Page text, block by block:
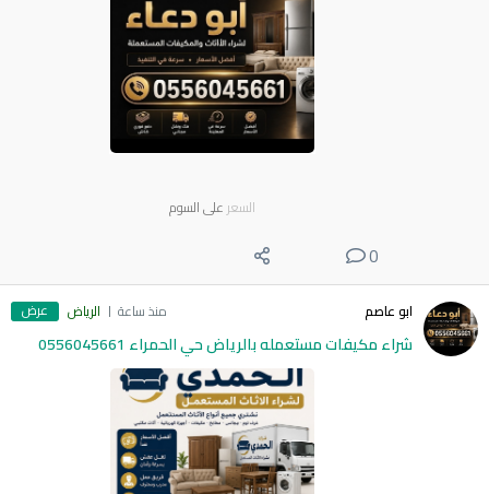
السعر على السوم
0
ابو عاصم منذ ساعة الرياض عرض
شراء مكيفات مستعمله بالرياض حي الحمراء 0556045661